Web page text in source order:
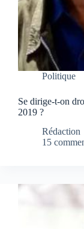
Politique
Se dirige-t-on
2019 ?
Rédaction
15